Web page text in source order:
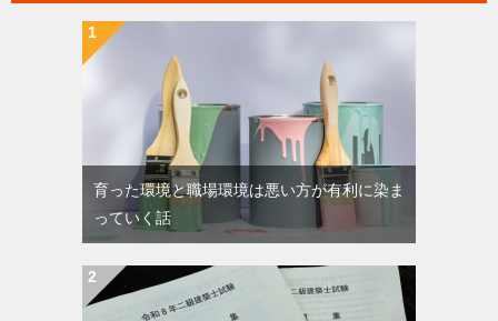
育った環境と職場環境は悪い方が有利に染ま
っていく話